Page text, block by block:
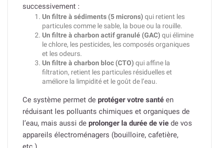
successivement :
Un filtre à sédiments (5 microns) qui retient les
particules comme le sable, la boue ou la rouille.
Un filtre à charbon actif granulé (GAC) qui élimine
le chlore, les pesticides, les composés organiques
et les odeurs.
Un filtre à charbon bloc (CTO) qui affine la
filtration, retient les particules résiduelles et
améliore la limpidité et le goût de l’eau.
Ce système permet de protéger votre santé en
réduisant les polluants chimiques et organiques de
l’eau, mais aussi de prolonger la durée de vie de vos
appareils électroménagers (bouilloire, cafetière,